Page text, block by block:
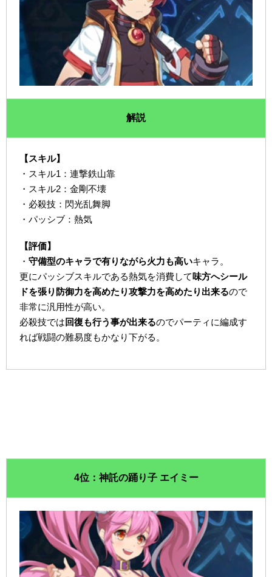
解説
【スキル】
・スキル1：連撃鉄山靠
・スキル2：金剛不壊
・必殺技：閃光乱舞脚
・パッシブ：熱気
【評価】
・守備型のキャラで有りながら火力も高いキャラ。
更にパッシブスキルである熱気を消費して味方へシール
ドを張り防御力を高めたり攻撃力を高めたり出来るので
非常に汎用性が高い。
必殺技では 回復も行う事が出来るのでパーティに編成す
れば戦闘の難易度もかなり下がる。
4位：神託の踊り子 エイミー